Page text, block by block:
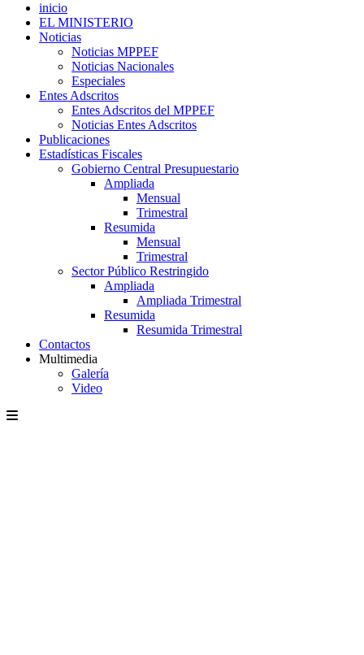
inicio
EL MINISTERIO
Noticias
Noticias MPPEF
Noticias Nacionales
Especiales
Entes Adscritos
Entes Adscritos del MPPEF
Noticias Entes Adscritos
Publicaciones
Estadísticas Fiscales
Gobierno Central Presupuestario
Ampliada
Mensual
Trimestral
Resumida
Mensual
Trimestral
Sector Público Restringido
Ampliada
Ampliada Trimestral
Resumida
Resumida Trimestral
Contactos
Multimedia
Galería
Video